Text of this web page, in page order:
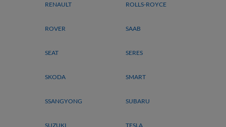
RENAULT ROLLS-ROYCE
ROVER SAAB
SEAT SERES
SKODA SMART
SSANGYONG SUBARU
SUZUKI TESLA